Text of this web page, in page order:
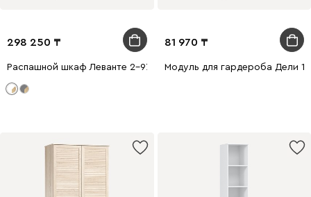
298 250
Распашной шкаф Леванте 2-97x205 Белый
81 970
Модуль для гардероба Дели 1-